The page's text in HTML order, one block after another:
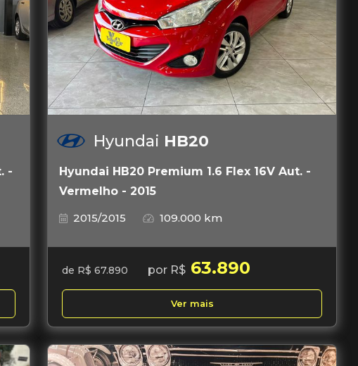
-
Hyundai HB20
Hyundai HB20 Premium 1.6 Flex 16V Aut. -
Vermelho - 2015
2015/2015
109.000 km
de R$ 67.890 por R$ 63.890
Ver mais